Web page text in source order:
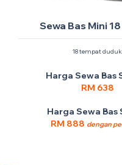
Sewa Bas Mini
18 tempat
Harga Sewa Bas
RM 638
Harga Sewa Bas
RM 888 dengan